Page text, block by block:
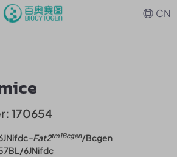
170654
-Fat2tm1Bcgen/Bcgen
6JNifdc
CN